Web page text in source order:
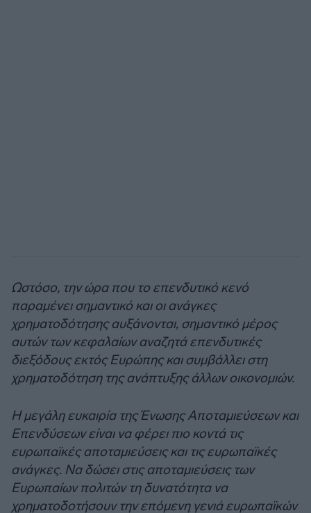
Ωστόσο, την ώρα που το επενδυτικό κενό
παραμένει σημαντικό και οι ανάγκες
χρηματοδότησης αυξάνονται, σημαντικό μέρος
αυτών των κεφαλαίων αναζητά επενδυτικές
διεξόδους εκτός Ευρώπης και συμβάλλει στη
χρηματοδότηση της ανάπτυξης άλλων οικονομιών.
Η μεγάλη ευκαιρία της Ένωσης Αποταμιεύσεων και
Επενδύσεων είναι να φέρει πιο κοντά τις
ευρωπαϊκές αποταμιεύσεις και τις ευρωπαϊκές
ανάγκες. Να δώσει στις αποταμιεύσεις των
Ευρωπαίων πολιτών τη δυνατότητα να
χρηματοδοτήσουν την επόμενη γενιά ευρωπαϊκών